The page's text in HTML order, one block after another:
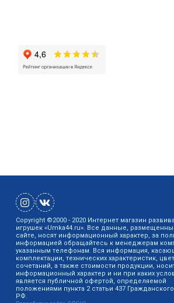
Copyright ©2000 - 2020 Интернет магазин
игрушек «Umka44.ru». Все данные,
сайте, носят информационный характер, за
информацией обращайтесь к менеджерам
указанным телефонам. Вся информация,
комплектации, технических характеристик,
сочетаний, а также стоимости продукции,
информационный характер и ни при каких
является публичной офертой, определяемой
положениями пункта 2 статьи 437
РФ.